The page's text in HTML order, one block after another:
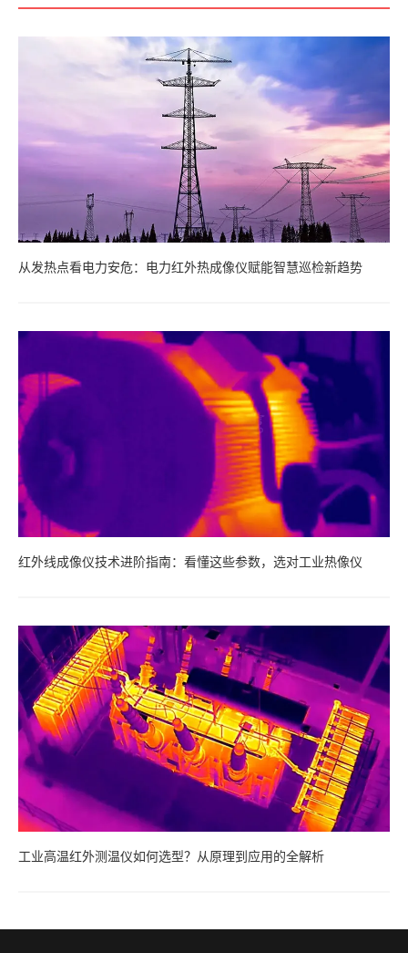
从发热点看电力安危：电力红外热成像仪赋能智慧巡检新趋势
红外线成像仪技术进阶指南：看懂这些参数，选对工业热像仪
工业高温红外测温仪如何选型？从原理到应用的全解析